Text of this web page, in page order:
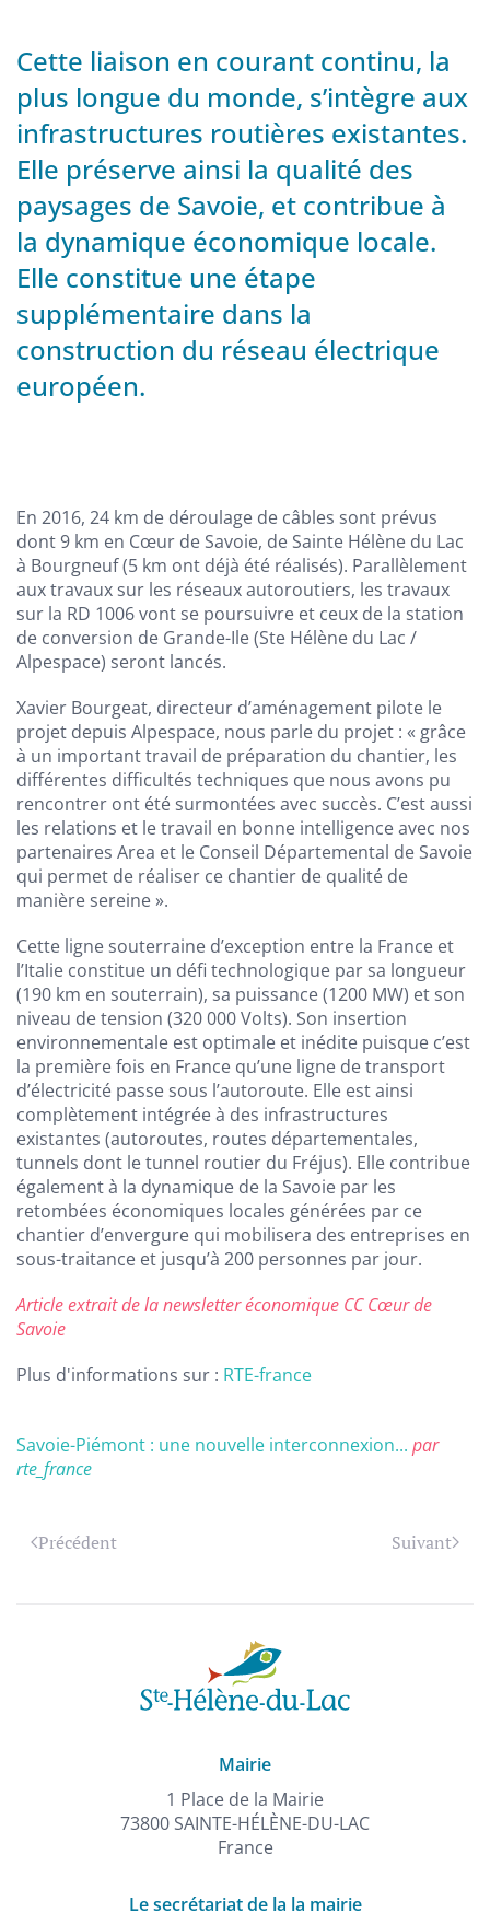
Cette liaison en courant continu, la
plus longue du monde, s’intègre aux
infrastructures routières existantes.
Elle préserve ainsi la qualité des
paysages de Savoie, et contribue à
la dynamique économique locale.
Elle constitue une étape
supplémentaire dans la
construction du réseau électrique
européen.
En 2016, 24 km de déroulage de câbles sont prévus
dont 9 km en Cœur de Savoie, de Sainte Hélène du Lac
à Bourgneuf (5 km ont déjà été réalisés). Parallèlement
aux travaux sur les réseaux autoroutiers, les travaux
sur la RD 1006 vont se poursuivre et ceux de la station
de conversion de Grande-Ile (Ste Hélène du Lac /
Alpespace) seront lancés.
Xavier Bourgeat, directeur d’aménagement pilote le
projet depuis Alpespace, nous parle du projet : « grâce
à un important travail de préparation du chantier, les
différentes difficultés techniques que nous avons pu
rencontrer ont été surmontées avec succès. C’est aussi
les relations et le travail en bonne intelligence avec nos
partenaires Area et le Conseil Départemental de Savoie
qui permet de réaliser ce chantier de qualité de
manière sereine ».
Cette ligne souterraine d’exception entre la France et
l’Italie constitue un défi technologique par sa longueur
(190 km en souterrain), sa puissance (1200 MW) et son
niveau de tension (320 000 Volts). Son insertion
environnementale est optimale et inédite puisque c’est
la première fois en France qu’une ligne de transport
d’électricité passe sous l’autoroute. Elle est ainsi
complètement intégrée à des infrastructures
existantes (autoroutes, routes départementales,
tunnels dont le tunnel routier du Fréjus). Elle contribue
également à la dynamique de la Savoie par les
retombées économiques locales générées par ce
chantier d’envergure qui mobilisera des entreprises en
sous-traitance et jusqu’à 200 personnes par jour.
Article extrait de la newsletter économique CC Cœur de
Savoie
Plus d'informations sur : RTE-france
Savoie-Piémont : une nouvelle interconnexion... par
rte_france
Précédent Suivant
Mairie
1 Place de la Mairie
73800 SAINTE-HÉLÈNE-DU-LAC
France
Le secrétariat de la la mairie